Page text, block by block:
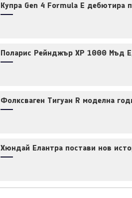
Купра Gen 4 Formula E дебютира
Поларис Рейнджър ХР 1000 Мъд
Фолксваген Тигуан R моделна
Хюндай Елантра постави нов